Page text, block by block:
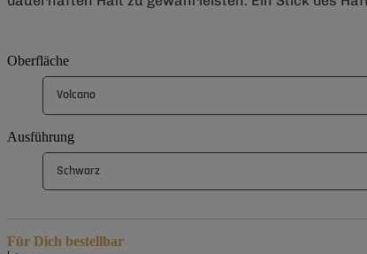
Oberfläche
Volcano
Ausführung
Schwarz
Für Dich bestellbar